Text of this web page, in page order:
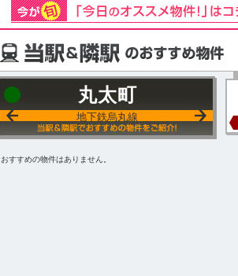
丸太町
地下鉄烏丸線
おすすめの物件はありません。